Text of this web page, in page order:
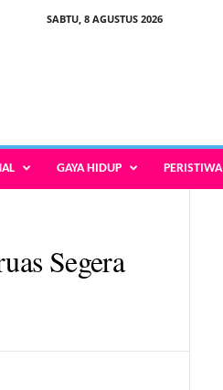
SABTU, 8 AGUSTUS 2026
GAYA HIDUP PERISTIWA
Segera